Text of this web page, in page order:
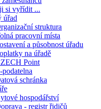
si vyřídit ...
úřad
struktura
pracovní místa
a působnost úřadu
na úřadě
Point
podatelna
schránka
hospodářství
- registr řidičů